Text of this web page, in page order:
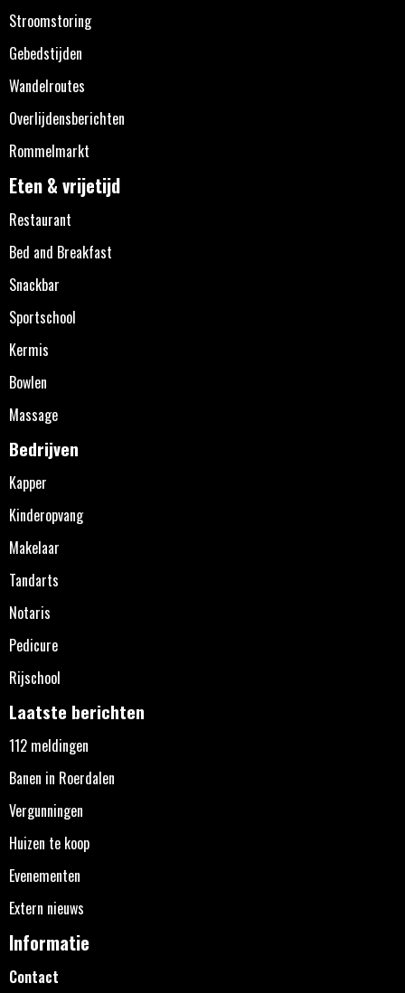
Stroomstoring
Gebedstijden
Wandelroutes
Overlijdensberichten
Rommelmarkt
Eten & vrijetijd
Restaurant
Bed and Breakfast
Snackbar
Sportschool
Kermis
Bowlen
Massage
Bedrijven
Kapper
Kinderopvang
Makelaar
Tandarts
Notaris
Pedicure
Rijschool
Laatste berichten
112 meldingen
Banen in Roerdalen
Vergunningen
Huizen te koop
Evenementen
Extern nieuws
Informatie
Contact